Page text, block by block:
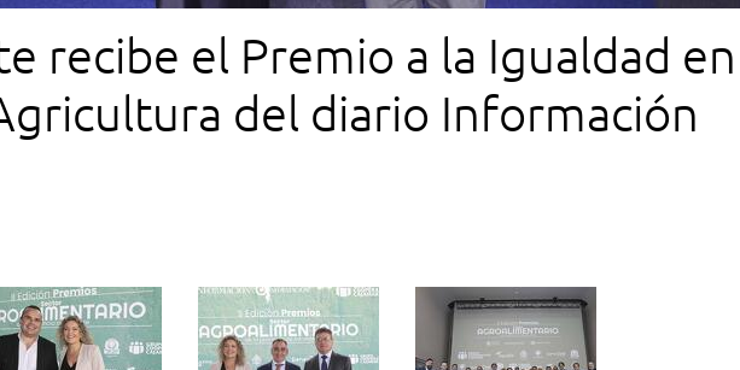
recibe el Premio a la Igualdad
del diario Información